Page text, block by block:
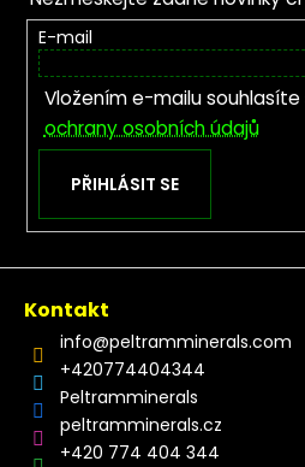
E-mail
Vložením e-mailu souhlasíte
ochrany osobních údajů
PŘIHLÁSIT SE
Kontakt
info@peltramminerals.com
+420774404344
Peltramminerals
peltramminerals.cz
+420 774 404 344